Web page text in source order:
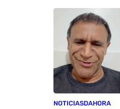
NOTICIASDAHORA